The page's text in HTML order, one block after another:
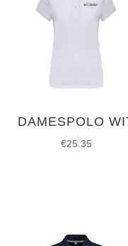
DAMESPOLO
€25.35